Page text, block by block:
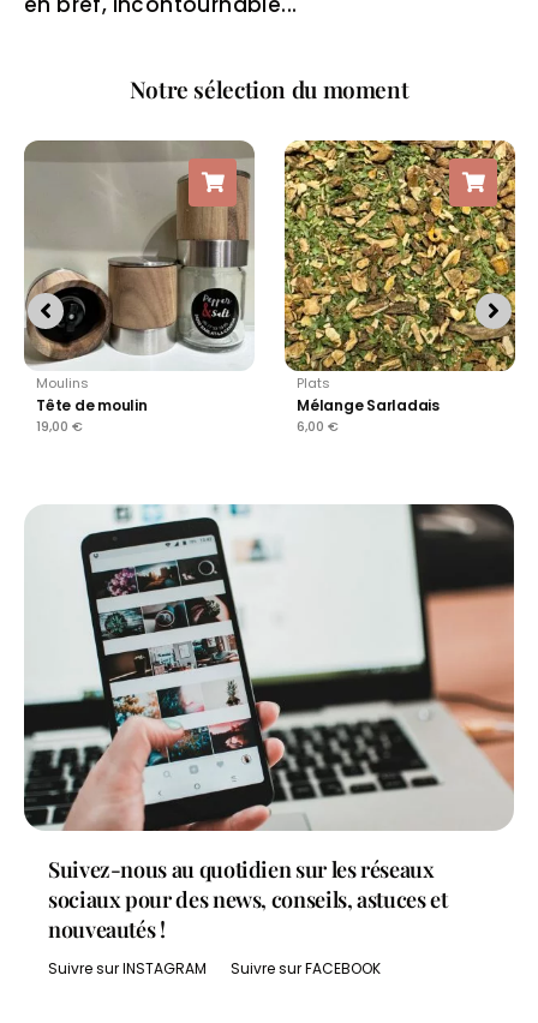
Notre sélection du moment
Moulins
Tête de moulin
19,00 €
Plats
Mélange Sarladais
6,00 €
Suivez-nous au quotidien sur les réseaux
sociaux pour des news, conseils, astuces et
nouveautés !
Suivre sur INSTAGRAM Suivre sur FACEBOOK